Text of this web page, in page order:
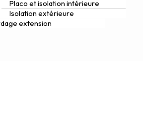
Placo et isolation intérieure
Isolation extérieure
extension